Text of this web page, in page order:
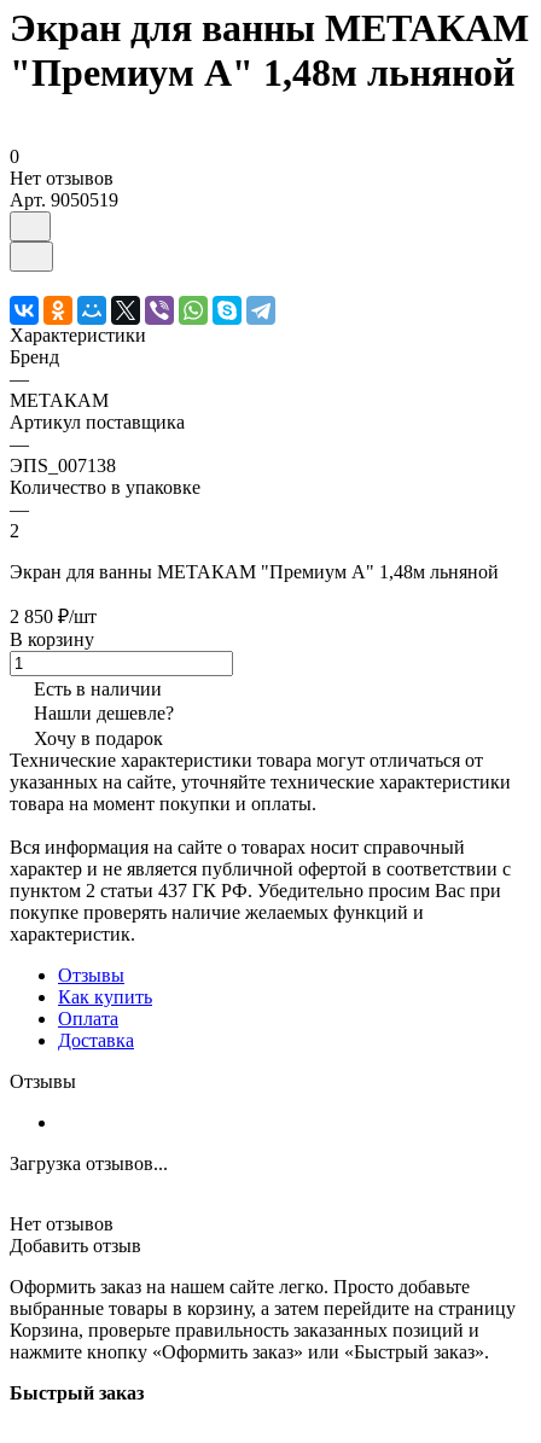
Экран для ванны МЕТАКАМ
"Премиум А" 1,48м льняной
0
Нет отзывов
Арт. 9050519
Характеристики
Бренд
—
МЕТАКАМ
Артикул поставщика
—
ЭПS_007138
Количество в упаковке
—
2
Экран для ванны МЕТАКАМ "Премиум А" 1,48м льняной
2 850 ₽/шт
В корзину
Есть в наличии
Нашли дешевле?
Хочу в подарок
Технические характеристики товара могут отличаться от
указанных на сайте, уточняйте технические характеристики
товара на момент покупки и оплаты.
Вся информация на сайте о товарах носит справочный
характер и не является публичной офертой в соответствии с
пунктом 2 статьи 437 ГК РФ. Убедительно просим Вас при
покупке проверять наличие желаемых функций и
характеристик.
Отзывы
Как купить
Оплата
Доставка
Отзывы
Загрузка отзывов...
Нет отзывов
Добавить отзыв
Оформить заказ на нашем сайте легко. Просто добавьте
выбранные товары в корзину, а затем перейдите на страницу
Корзина, проверьте правильность заказанных позиций и
нажмите кнопку «Оформить заказ» или «Быстрый заказ».
Быстрый заказ